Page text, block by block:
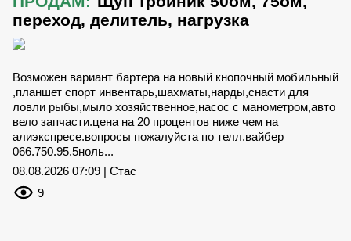
переход, делитель, нагрузка
Возможен вариант бартера на новый кнопочный мобильный
,планшет спорт инвентарь,шахматы,нарды,снасти для
ловли рыбы,мыло хозяйственное,насос с манометром,авто
вело запчасти.цена на 20 процентов ниже чем на
алиэкспресе.вопросы пожалуйста по телл.вайбер
066.750.95.5ноль...
08.08.2026 07:09 | Стас
9